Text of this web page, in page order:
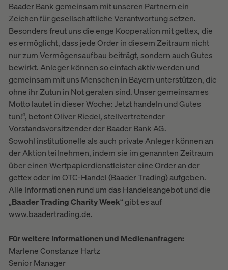
Baader Bank gemeinsam mit unseren Partnern ein
Zeichen für gesellschaftliche Verantwortung setzen.
Besonders freut uns die enge Kooperation mit gettex, die
es ermöglicht, dass jede Order in diesem Zeitraum nicht
nur zum Vermögensaufbau beiträgt, sondern auch Gutes
bewirkt. Anleger können so einfach aktiv werden und
gemeinsam mit uns Menschen in Bayern unterstützen, die
ohne ihr Zutun in Not geraten sind. Unser gemeinsames
Motto lautet in dieser Woche: Jetzt handeln und Gutes
tun!“, betont Oliver Riedel, stellvertretender
Vorstandsvorsitzender der Baader Bank AG.
Sowohl institutionelle als auch private Anleger können an
der Aktion teilnehmen, indem sie im genannten Zeitraum
über einen Wertpapierdienstleister eine Order an der
gettex oder im OTC-Handel (Baader Trading) aufgeben.
Alle Informationen rund um das Handelsangebot und die
„Baader Trading Charity Week“ gibt es auf
www.baadertrading.de.
Für weitere Informationen und Medienanfragen:
Marlene Constanze Hartz
Senior Manager